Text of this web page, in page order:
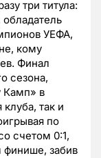
три титула:
УЕФА,
кому
Финал
сезона,
Камп» в
так и
по
счетом 0:1,
забив